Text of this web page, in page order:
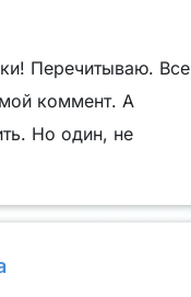
Перечитываю. Все
коммент. А
Но один, не